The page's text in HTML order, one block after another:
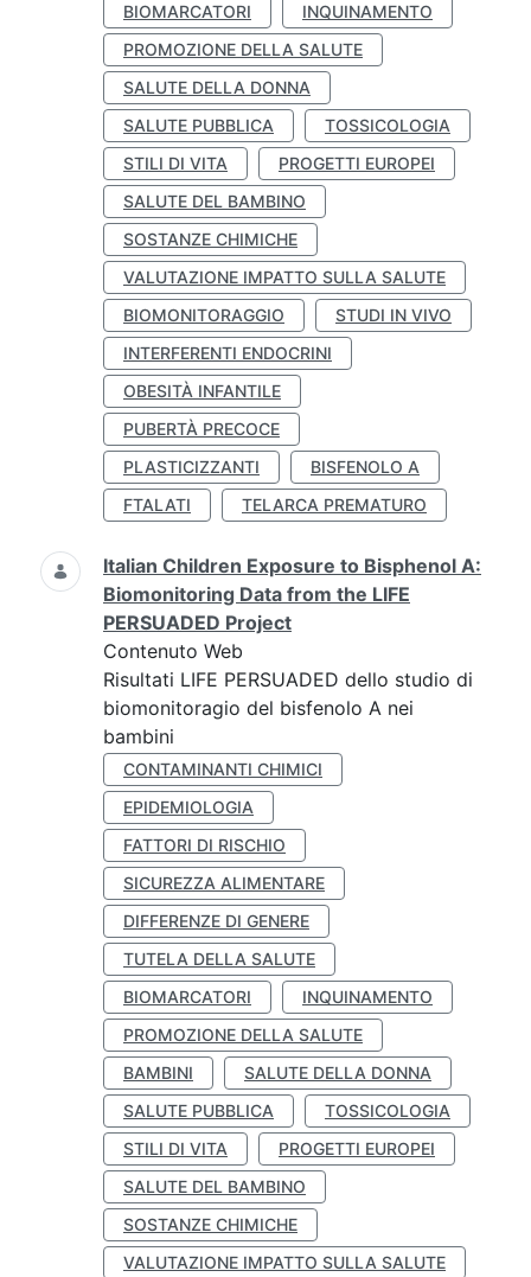
BIOMARCATORI
INQUINAMENTO
PROMOZIONE DELLA SALUTE
SALUTE DELLA DONNA
SALUTE PUBBLICA
TOSSICOLOGIA
STILI DI VITA
PROGETTI EUROPEI
SALUTE DEL BAMBINO
SOSTANZE CHIMICHE
VALUTAZIONE IMPATTO SULLA SALUTE
BIOMONITORAGGIO
STUDI IN VIVO
INTERFERENTI ENDOCRINI
OBESITÀ INFANTILE
PUBERTÀ PRECOCE
PLASTICIZZANTI
BISFENOLO A
FTALATI
TELARCA PREMATURO
Italian Children Exposure to Bisphenol A:
Biomonitoring Data from the LIFE
PERSUADED Project
Contenuto Web
Risultati LIFE PERSUADED dello studio di
biomonitoragio del bisfenolo A nei
bambini
CONTAMINANTI CHIMICI
EPIDEMIOLOGIA
FATTORI DI RISCHIO
SICUREZZA ALIMENTARE
DIFFERENZE DI GENERE
TUTELA DELLA SALUTE
BIOMARCATORI
INQUINAMENTO
PROMOZIONE DELLA SALUTE
BAMBINI
SALUTE DELLA DONNA
SALUTE PUBBLICA
TOSSICOLOGIA
STILI DI VITA
PROGETTI EUROPEI
SALUTE DEL BAMBINO
SOSTANZE CHIMICHE
VALUTAZIONE IMPATTO SULLA SALUTE